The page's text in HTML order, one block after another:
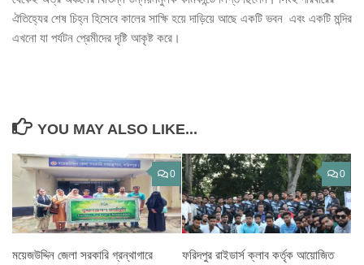
ঐতিহ্যের শেষ চিহ্ন হিসেবে কালের সাক্ষি হয়ে দাড়িয়ে আছে একটি ভবন এবং একটি মন্দির
এখনো যা পর্যটন প্রেমীদের দৃষ্টি আকৃষ্ট করে।
YOU MAY ALSO LIKE...
0
ময়েজউদ্দিন জেলা সরকারি গ্রন্থাগারে
0
ফরিদপুর রাইডার্স ক্লাব কর্তৃক আয়োজিত